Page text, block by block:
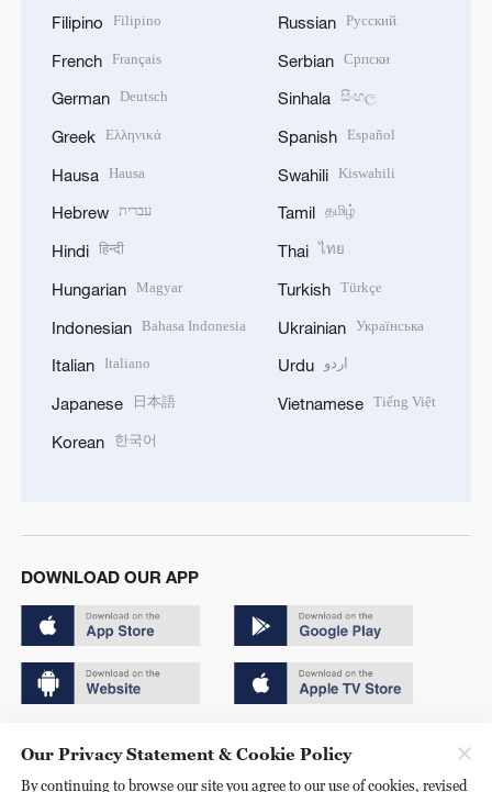
Filipino Filipino
French Français
German Deutsch
Greek Ελληνικά
Hausa Hausa
Hebrew עברית
Hindi हिन्दी
Hungarian Magyar
Indonesian Bahasa Indonesia
Italian Italiano
Japanese 日本語
Korean 한국어
Russian Русский
Serbian Српски
Sinhala සිංහල
Spanish Español
Swahili Kiswahili
Tamil தமிழ்
Thai ไทย
Turkish Türkçe
Ukrainian Українська
Urdu اردو
Vietnamese Tiếng Việt
DOWNLOAD OUR APP
京ICP备20000184号
Our Privacy Statement & Cookie Policy
By continuing to browse our site you agree to our use of cookies, revised